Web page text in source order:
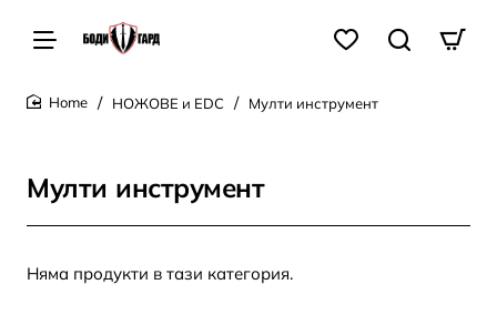
НОЖОВЕ и EDC Мулти инструмент
Мулти инструмент
Няма продукти в тази категория.